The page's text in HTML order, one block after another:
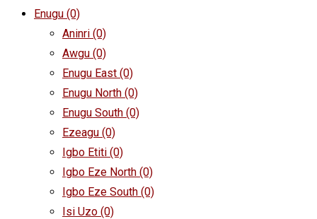
Enugu (0)
Aninri (0)
Awgu (0)
Enugu East (0)
Enugu North (0)
Enugu South (0)
Ezeagu (0)
Igbo Etiti (0)
Igbo Eze North (0)
Igbo Eze South (0)
Isi Uzo (0)